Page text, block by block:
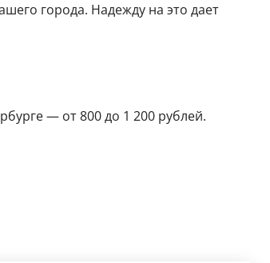
города. Надежду на это дает
— от 800 до 1 200 рублей.